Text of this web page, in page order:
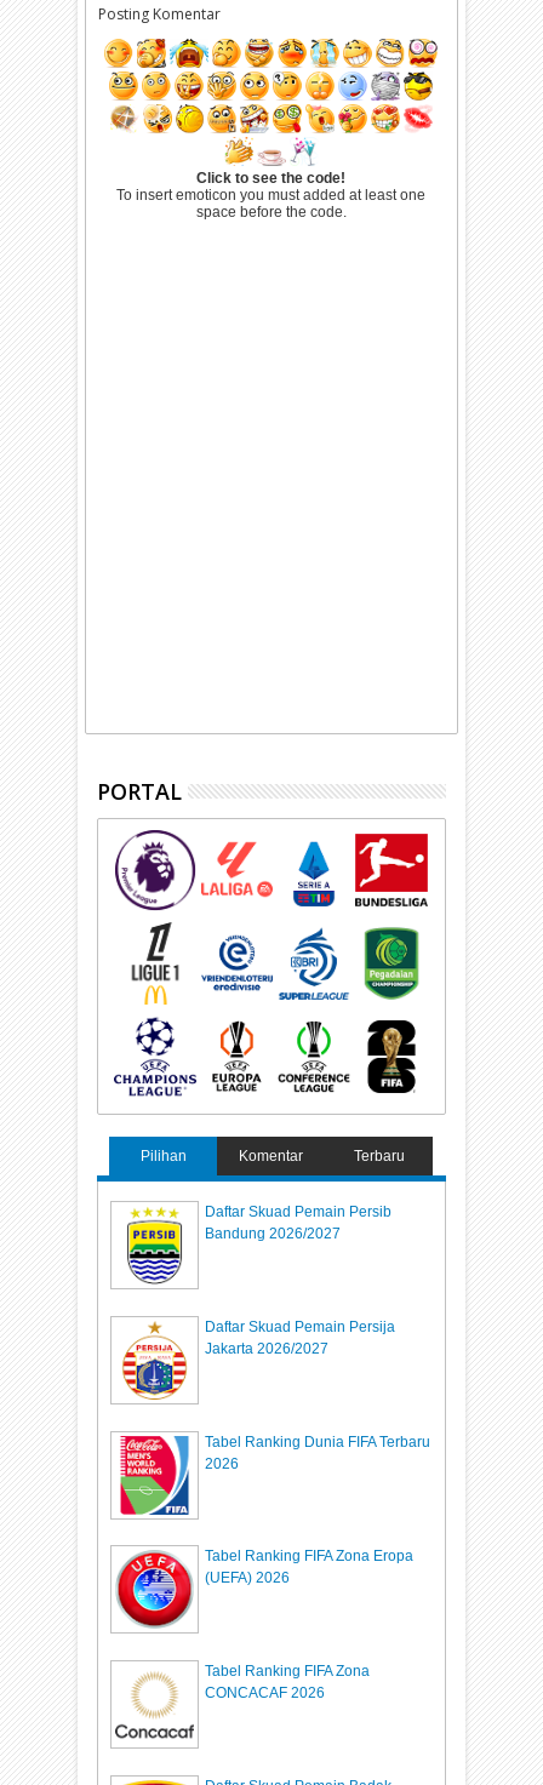
Posting Komentar
Click to see the code!
To insert emoticon you must added at least one
space before the code.
PORTAL
Pilihan Komentar Terbaru
Daftar Skuad Pemain Persib
Bandung 2026/2027
Daftar Skuad Pemain Persija
Jakarta 2026/2027
Tabel Ranking Dunia FIFA Terbaru
2026
Tabel Ranking FIFA Zona Eropa
(UEFA) 2026
Tabel Ranking FIFA Zona
CONCACAF 2026